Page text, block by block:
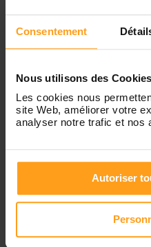
Consentement
Nous utilisons des
Les cookies nous
site Web, améliorer votre
analyser notre trafic et nos
Autoriser
Samedi
Services proposés
Garde d’enfants